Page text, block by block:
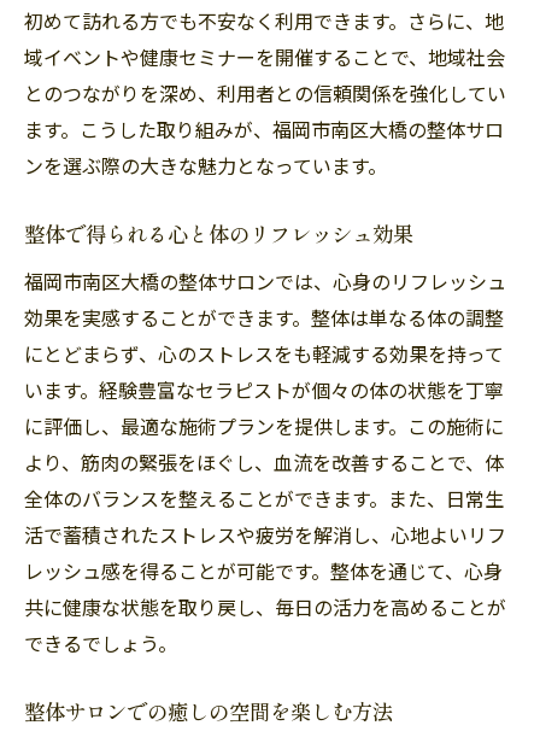
整体で学ぶ心と体の調和法
専門家が勧める日常の整体ケア
福岡市南区大橋で整体プロのおすすめ施術
福岡市南区大橋の整体サロン地域に根ざした信
頼のサービス
高い信頼性を誇る整体サロンの選び方
整体サロンのサービス内容を知る
地域に愛される整体サロンの秘密
福岡市南区大橋の信頼できる整体サロン
心地よい空間での整体体験がもたらす心身の調
和
整体サロンの空間がもたらすリラクゼーシ
ョン
福岡市南区大橋の整体で心身の調和を体感
整体サロンで心地よいひと時を過ごす方法
心身の健康を保つ整体体験の魅力
初めて訪れる方でも不安なく利用できます。さらに、地
域イベントや健康セミナーを開催することで、地域社会
とのつながりを深め、利用者との信頼関係を強化してい
ます。こうした取り組みが、福岡市南区大橋の整体サロ
ンを選ぶ際の大きな魅力となっています。
整体で得られる心と体のリフレッシュ効果
福岡市南区大橋の整体サロンでは、心身のリフレッシュ
効果を実感することができます。整体は単なる体の調整
にとどまらず、心のストレスをも軽減する効果を持って
います。経験豊富なセラピストが個々の体の状態を丁寧
に評価し、最適な施術プランを提供します。この施術に
より、筋肉の緊張をほぐし、血流を改善することで、体
全体のバランスを整えることができます。また、日常生
活で蓄積されたストレスや疲労を解消し、心地よいリフ
レッシュ感を得ることが可能です。整体を通じて、心身
共に健康な状態を取り戻し、毎日の活力を高めることが
できるでしょう。
整体サロンでの癒しの空間を楽しむ方法